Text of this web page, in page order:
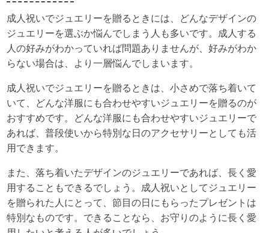
成人祝いでジュエリーを贈るときには、どんなデザインの
ジュエリーを選ぶか悩んでしまう人も多いです。成人する
人の好みがわかっていれば問題ありませんが、好みがわか
らない場合は、より一層悩んでしまいます。
成人祝いでジュエリーを贈るときは、小さめで落ち着いて
いて、どんな洋服にも合わせやすいジュエリーを贈るのが
おすすめです。どんな洋服にも合わせやすいジュエリーで
あれば、普段使いから特別な日のアクセサリーとしても活
用できます。
また、落ち着いたデザインのジュエリーであれば、長く愛
用することもできるでしょう。成人祝いとしてジュエリー
を贈られた人にとって、節目の日にもらったプレゼントは
特別なものです。できることなら、お守りのように長く愛